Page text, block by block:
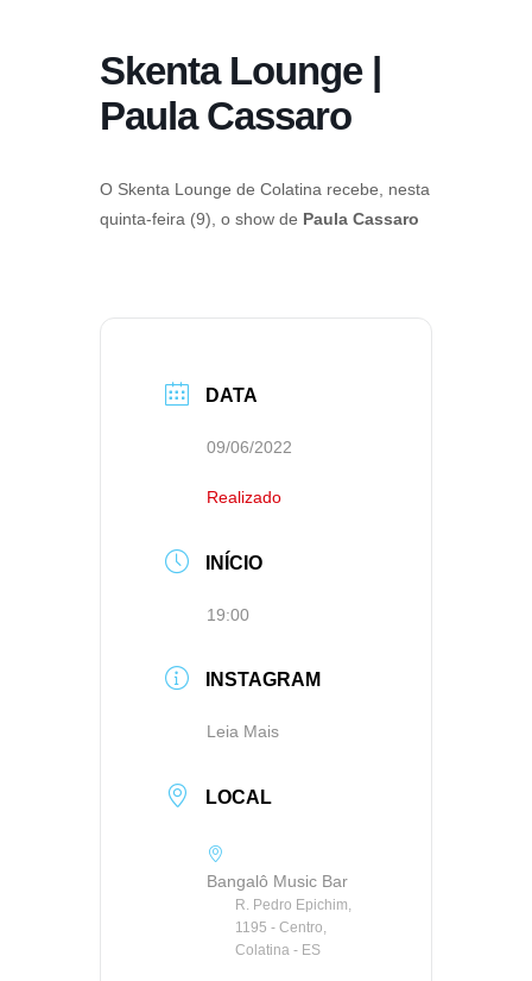
Skenta Lounge |
Paula Cassaro
O Skenta Lounge de Colatina recebe, nesta
quinta-feira (9), o show de Paula Cassaro
DATA
09/06/2022
Realizado
INÍCIO
19:00
INSTAGRAM
Leia Mais
LOCAL
Bangalô Music Bar
R. Pedro Epichim,
1195 - Centro,
Colatina - ES